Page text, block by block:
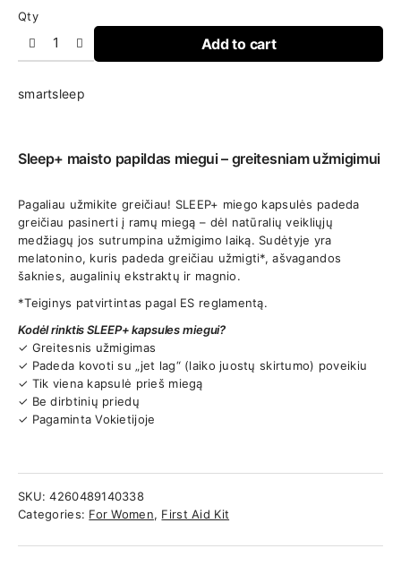
Qty
Add to cart
smartsleep
Sleep+ maisto papildas miegui – greitesniam užmigimui
Pagaliau užmikite greičiau! SLEEP+ miego kapsulės padeda
greičiau pasinerti į ramų miegą – dėl natūralių veikliųjų
medžiagų jos sutrumpina užmigimo laiką. Sudėtyje yra
melatonino, kuris padeda greičiau užmigti*, ašvagandos
šaknies, augalinių ekstraktų ir magnio.
*Teiginys patvirtintas pagal ES reglamentą.
Kodėl rinktis SLEEP+ kapsules miegui?
✓ Greitesnis užmigimas
✓ Padeda kovoti su „jet lag“ (laiko juostų skirtumo) poveikiu
✓ Tik viena kapsulė prieš miegą
✓ Be dirbtinių priedų
✓ Pagaminta Vokietijoje
SKU:4260489140338
Categories: For Women, First Aid Kit